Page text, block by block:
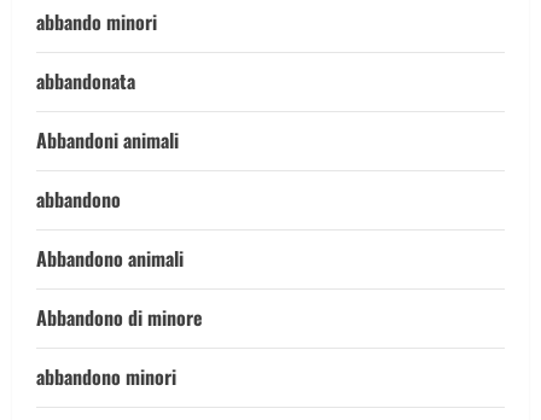
abbando minori
abbandonata
Abbandoni animali
abbandono
Abbandono animali
Abbandono di minore
abbandono minori